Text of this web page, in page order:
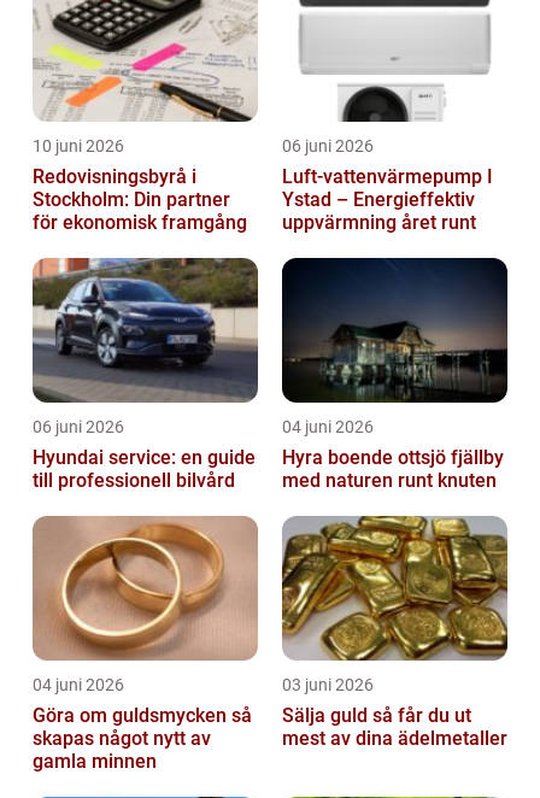
10 juni 2026
Redovisningsbyrå i
Stockholm: Din partner
för ekonomisk framgång
06 juni 2026
Luft-vattenvärmepump I
Ystad – Energieffektiv
uppvärmning året runt
06 juni 2026
Hyundai service: en guide
till professionell bilvård
04 juni 2026
Hyra boende ottsjö fjällby
med naturen runt knuten
04 juni 2026
Göra om guldsmycken så
skapas något nytt av
gamla minnen
03 juni 2026
Sälja guld så får du ut
mest av dina ädelmetaller